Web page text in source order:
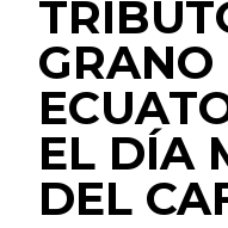
GRANO
EL DÍA
DEL